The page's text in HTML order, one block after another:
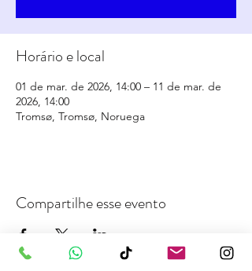
Horário e local
01 de mar. de 2026, 14:00 – 11 de mar. de
2026, 14:00
Tromsø, Tromsø, Noruega
Compartilhe esse evento